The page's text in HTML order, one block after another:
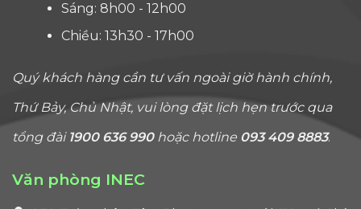
Sáng: 8h00 - 12h00
Chiều: 13h30 - 17h00
Quý khách hàng cần tư vấn ngoài giờ hành chính,
Thứ Bảy, Chủ Nhật, vui lòng đặt lịch hẹn trước qua
tổng đài 1900 636 990hoặc hotline 093 409 8883.
Văn phòng INEC